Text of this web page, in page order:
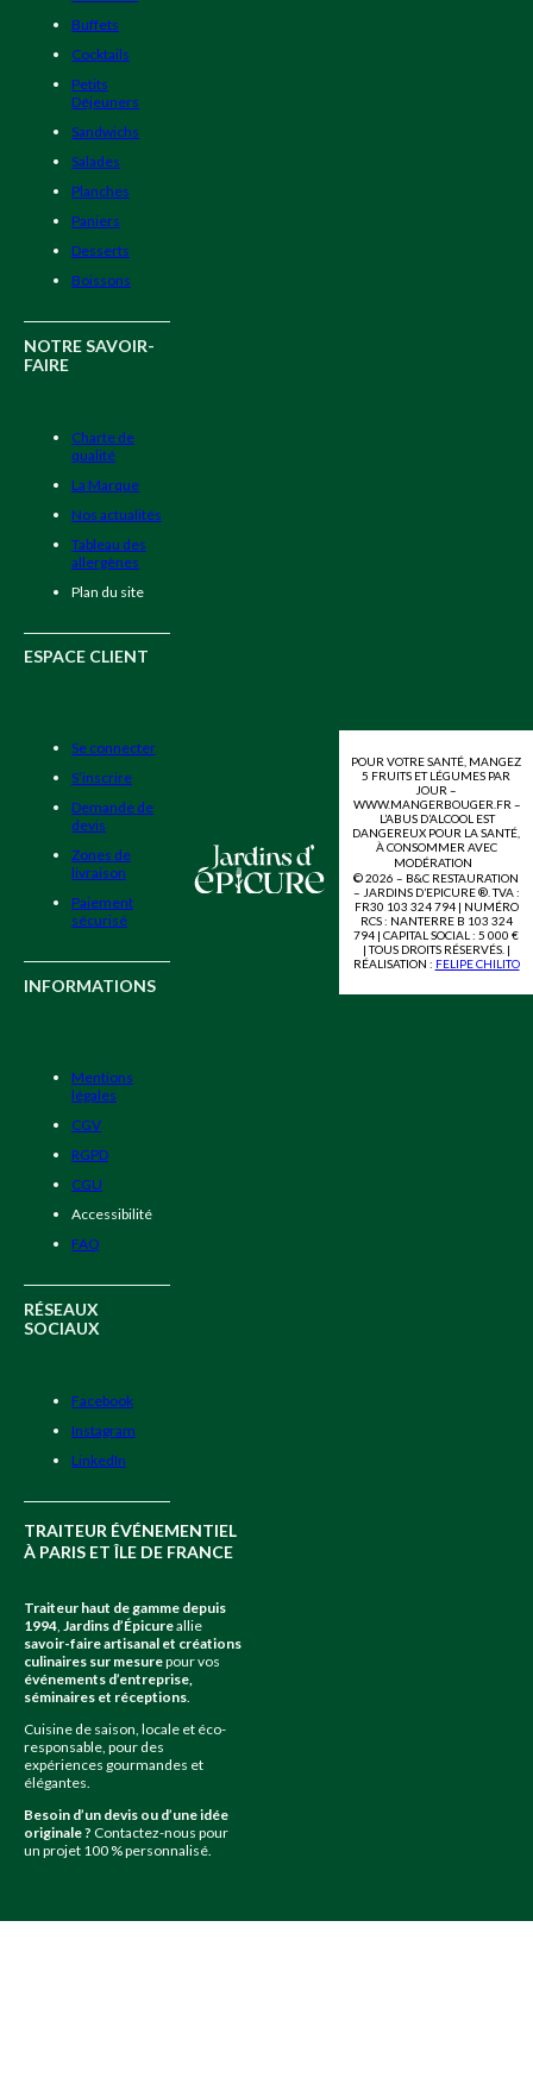
Buffets
Cocktails
Petits
Déjeuners
Sandwichs
Salades
Planches
Paniers
Desserts
Boissons
NOTRE SAVOIR-
FAIRE
Charte de
qualité
La Marque
Nos actualités
Tableau des
allergènes
Plan du site
ESPACE CLIENT
Se connecter
S’inscrire
Demande de
devis
Zones de
livraison
Paiement
sécurisé
INFORMATIONS
Mentions
légales
CGV
RGPD
CGU
Accessibilité
FAQ
RÉSEAUX
SOCIAUX
Facebook
Instagram
LinkedIn
TRAITEUR ÉVÉNEMENTIEL
À PARIS ET ÎLE DE FRANCE
Traiteur haut de gamme depuis
1994 Jardins d’Épicureallie
savoir-faire artisanal et créations
culinaires sur mesurepour vos
événements d’entreprise,
séminaires et réceptions
Cuisine de saison, locale et éco-
responsable, pour des
expériences gourmandes et
élégantes.
Besoin d’un devis ou d’une idée
originale ? Contactez-nous pour
un projet 100 % personnalisé.
POUR VOTRE SANTÉ, MANGEZ
5 FRUITS ET LÉGUMES PAR
JOUR –
WWW.MANGERBOUGER.FR –
L’ABUS D’ALCOOL EST
DANGEREUX POUR LA SANTÉ,
À CONSOMMER AVEC
MODÉRATION
© 2026 – B&C RESTAURATION
– JARDINS D’EPICURE ®. TVA :
FR30 103 324 794 | NUMÉRO
RCS : NANTERRE B 103 324
794 | CAPITAL SOCIAL : 5 000 €
| TOUS DROITS RÉSERVÉS. |
RÉALISATION : FELIPE CHILITO